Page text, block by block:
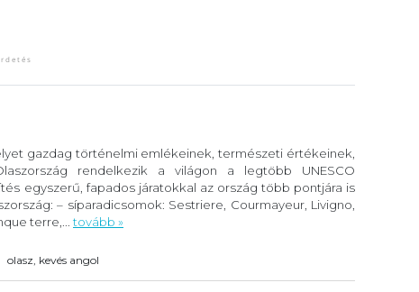
gazdag történelmi emlékeinek, természeti értékeinek,
rendelkezik a világon a legtöbb UNESCO
egyszerű, fapados járatokkal az ország több pontjára is
– síparadicsomok: Sestriere, Courmayeur, Livigno,
terre,... tovább »
olasz, kevés angol